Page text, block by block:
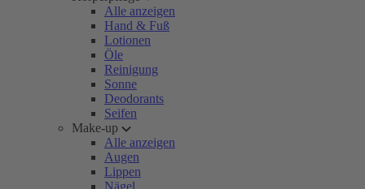
Alle anzeigen
Hand & Fuß
Lotionen
Öle
Reinigung
Sonne
Deodorants
Seifen
Make-up
Alle anzeigen
Augen
Lippen
Nägel